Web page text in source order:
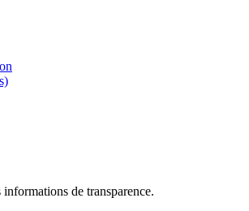
de transparence.